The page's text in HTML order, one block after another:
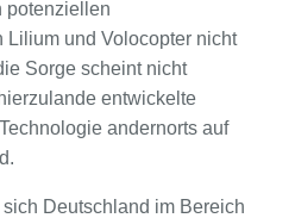
potenziellen
Lilium und Volocopter nicht
Sorge scheint nicht
entwickelte
andernorts auf
Deutschland im Bereich